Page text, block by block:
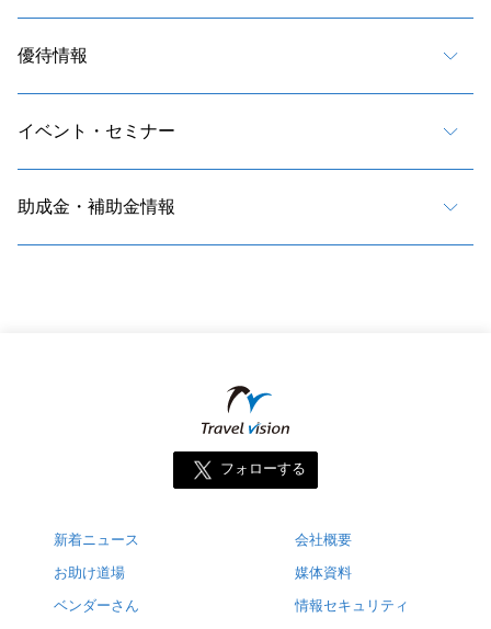
優待情報
イベント・セミナー
助成金・補助金情報
フォローする
新着ニュース
お助け道場
ベンダーさん
会社概要
媒体資料
情報セキュリティ